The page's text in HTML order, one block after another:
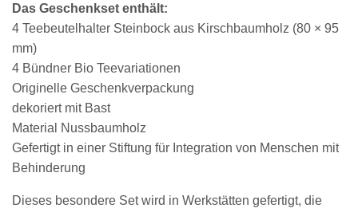
Das Geschenkset enthält:
4 Teebeutelhalter Steinbock aus Kirschbaumholz (80 × 95
mm)
4 Bündner Bio Teevariationen
Originelle Geschenkverpackung
dekoriert mit Bast
Material Nussbaumholz
Gefertigt in einer Stiftung für Integration von Menschen mit
Behinderung
Dieses besondere Set wird in Werkstätten gefertigt, die